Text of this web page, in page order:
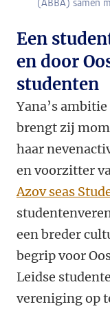
(ABBA) samen
Een
en door
studenten
Yana’s
brengt zij
haar
en voorzitter
Azov seas
een breder
begrip voor
Leidse
vereniging op